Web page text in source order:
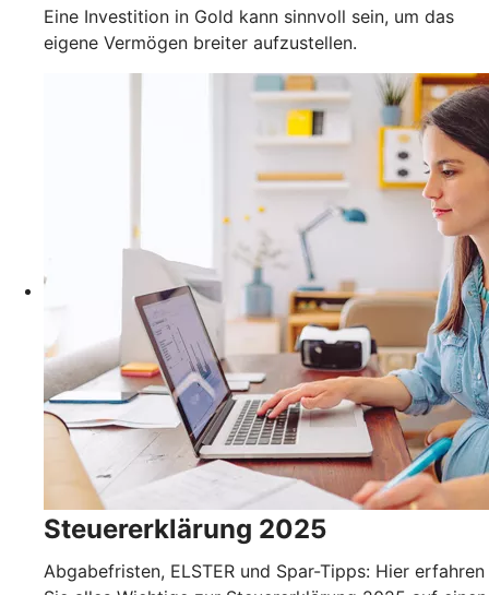
Eine Investition in Gold kann sinnvoll sein, um das
eigene Vermögen breiter aufzustellen.
Steuererklärung 2025
Abgabefristen, ELSTER und Spar-Tipps: Hier erfahren